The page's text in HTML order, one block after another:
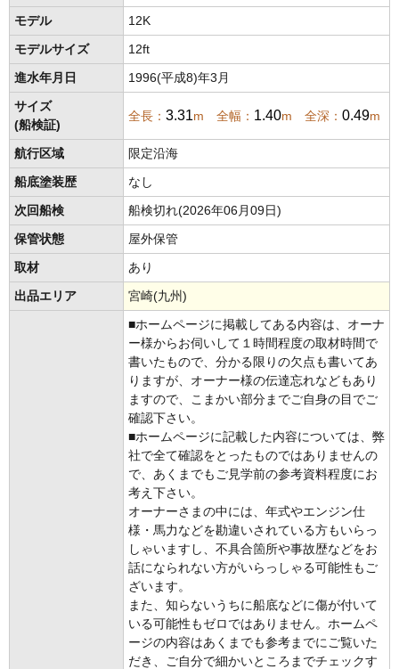
モデル 12K
モデルサイズ 12ft
進水年月日 1996(平成8)年3月
サイズ
(船検証)
全長： 3.31m 全幅： 1.40m 全深： 0.49m
航行区域 限定沿海
船底塗装歴 なし
次回船検 船検切れ(2026年06月09日)
保管状態 屋外保管
取材 あり
出品エリア 宮崎(九州)
■ホームページに掲載してある内容は、オーナ
ー様からお伺いして１時間程度の取材時間で
書いたもので、分かる限りの欠点も書いてあ
りますが、オーナー様の伝達忘れなどもあり
ますので、こまかい部分までご自身の目でご
確認下さい。
■ホームページに記載した内容については、弊
社で全て確認をとったものではありませんの
で、あくまでもご見学前の参考資料程度にお
考え下さい。
オーナーさまの中には、年式やエンジン仕
様・馬力などを勘違いされている方もいらっ
しゃいますし、不具合箇所や事故歴などをお
話になられない方がいらっしゃる可能性もご
ざいます。
また、知らないうちに船底などに傷が付いて
いる可能性もゼロではありません。ホームペ
ージの内容はあくまでも参考までにご覧いた
だき、ご自分で細かいところまでチェックす